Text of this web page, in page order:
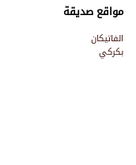
مواقع صديقة
الفاتيكان
بكركي